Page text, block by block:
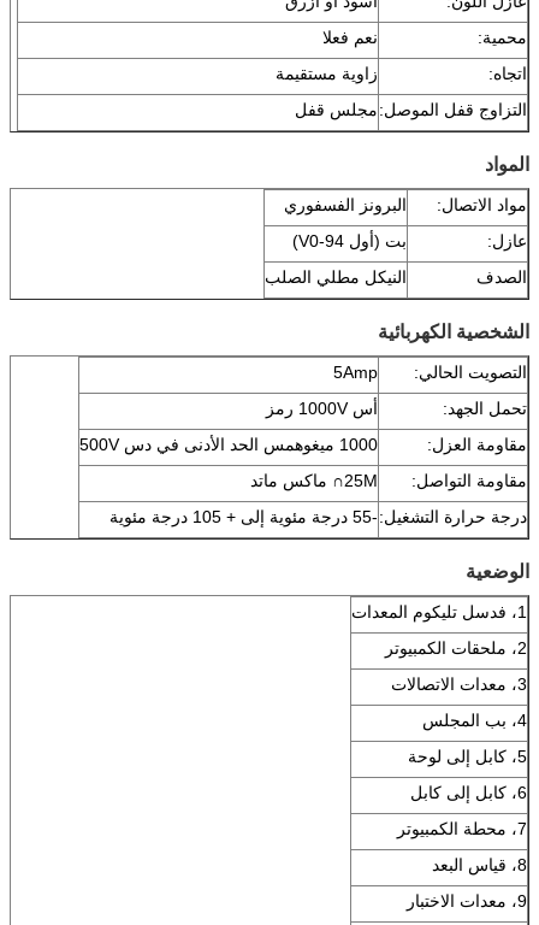
محمية:
نعم فعلا
اتجاه:
زاوية مستقيمة
التزاوج قفل الموصل:مجلس قفل
المواد
مواد الاتصال:
البرونز الفسفوري
عازل:
بت (أول 94-V0)
الصدف
النيكل مطلي الصلب
الشخصية الكهربائية
التصويت الحالي:
5Amp
تحمل الجهد:
أس 1000V رمز
مقاومة العزل:
1000 ميغوهمس الحد الأدنى في دس 500V
مقاومة التواصل:
25M∩ ماكس ماتد
درجة حرارة التشغيل:-55 درجة مئوية إلى + 105 درجة مئوية
الوضعية
1، فدسل تليكوم المعدات
2، ملحقات الكمبيوتر
3، معدات الاتصالات
4، بب المجلس
5، كابل إلى لوحة
6، كابل إلى كابل
7، محطة الكمبيوتر
8، قياس البعد
9، معدات الاختبار